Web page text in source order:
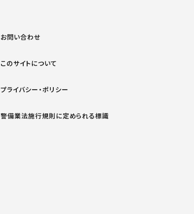
お問い合わせ
このサイトについて
プライバシー・ポリシー
警備業法施行規則に定められる標識